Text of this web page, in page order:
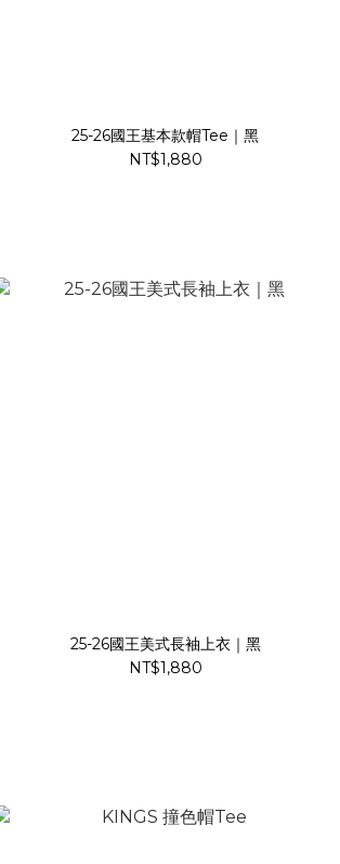
25-26國王基本款帽Tee｜黑
NT$1,880
25-26國王美式長袖上衣｜黑
NT$1,880